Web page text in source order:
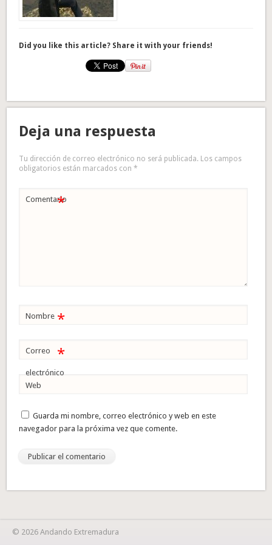
Did you like this article? Share it with your friends!
Deja una respuesta
Tu dirección de correo electrónico no será publicada. Los campos
obligatorios están marcados con*
Comentario
*
Nombre *
Correo
electrónico
*
Web
Guarda mi nombre, correo electrónico y web en este
navegador para la próxima vez que comente.
© 2026 Andando Extremadura